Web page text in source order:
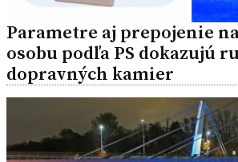
Parametre aj prepojenie
osobu podľa PS dokazujú
dopravných kamier